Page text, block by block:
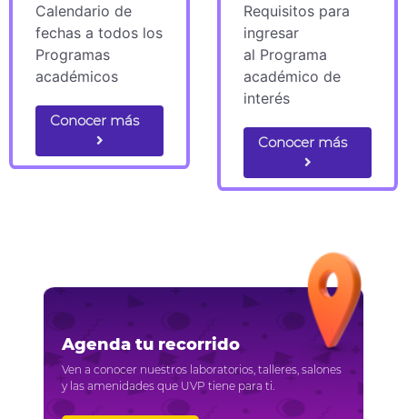
Requisitos para
ingresar
al Programa
académico de
Conocer más
Medicina
Requisitos para
ingresar
a laLicenciatura
en Medicina
Conocer más
Agenda tu recorrido
Ven a conocer nuestros laboratorios, talleres, salones
y las amenidades que UVP tiene para ti.